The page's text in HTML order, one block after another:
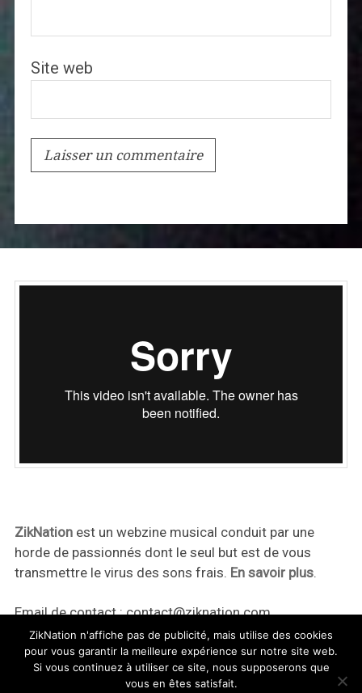
Site web
ZikNationest un webzine musical conduit par une
horde de passionnés dont le seul but est de vous
transmettre le virus des sons frais. En savoir plus.
Email de contact :contact@ziknation.com
ZikNation n'affiche pas de publicité, mais utilise des cookies
pour vous garantir la meilleure expérience sur notre site web.
Si vous continuez à utiliser ce site, nous supposerons que
vous en êtes satisfait.